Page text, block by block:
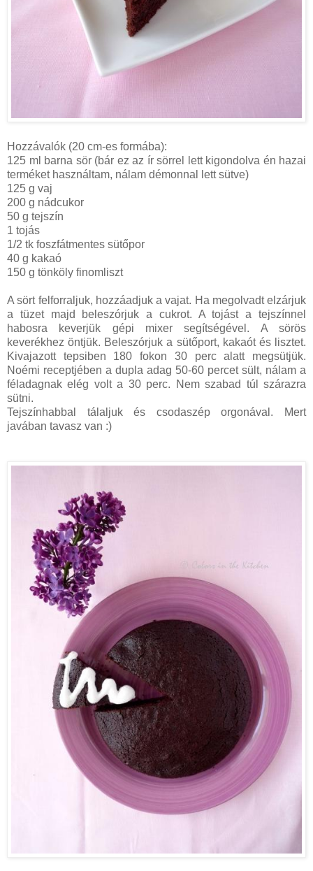
Hozzávalók (20 cm-es formába):
125 ml barna sör (bár ez az ír sörrel lett kigondolva én hazai
terméket használtam, nálam démonnal lett sütve)
125 g vaj
200 g nádcukor
50 g tejszín
1 tojás
1/2 tk foszfátmentes sütőpor
40 g kakaó
150 g tönköly finomliszt
A sört felforraljuk, hozzáadjuk a vajat. Ha megolvadt elzárjuk
a tüzet majd beleszórjuk a cukrot. A tojást a tejszínnel
habosra keverjük gépi mixer segítségével. A sörös
keverékhez öntjük. Beleszórjuk a sütőport, kakaót és lisztet.
Kivajazott tepsiben 180 fokon 30 perc alatt megsütjük.
Noémi receptjében a dupla adag 50-60 percet sült, nálam a
féladagnak elég volt a 30 perc. Nem szabad túl szárazra
sütni.
Tejszínhabbal tálaljuk és csodaszép orgonával. Mert
javában tavasz van :)